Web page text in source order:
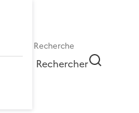
Rechercher